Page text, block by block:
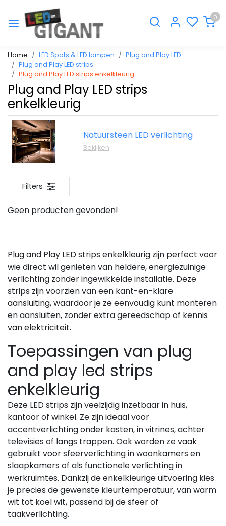
0
Home LED Spots & LED lampen
Plug and Play LED
Plug and Play LED strips
Plug and Play LED strips enkelkleurig
Plug and Play LED strips
enkelkleurig
Natuursteen LED verlichting
Bekijken
Filters
Geen producten gevonden!
Plug and Play LED strips enkelkleurig zijn perfect voor
wie direct wil genieten van heldere, energiezuinige
verlichting zonder ingewikkelde installatie. Deze
strips zijn voorzien van een kant-en-klare
aansluiting, waardoor je ze eenvoudig kunt monteren
en aansluiten, zonder extra gereedschap of kennis
van elektriciteit.
Toepassingen van plug
and play led strips
enkelkleurig
Deze LED strips zijn veelzijdig inzetbaar in huis,
kantoor of winkel. Ze zijn ideaal voor
accentverlichting onder kasten, in vitrines, achter
televisies of langs trappen. Ook worden ze vaak
gebruikt voor sfeerverlichting in woonkamers en
slaapkamers of als functionele verlichting in
werkruimtes. Dankzij de enkelkleurige uitvoering kies
je precies de gewenste kleurtemperatuur, van warm
wit tot koel wit, passend bij de sfeer of
taakverlichting.